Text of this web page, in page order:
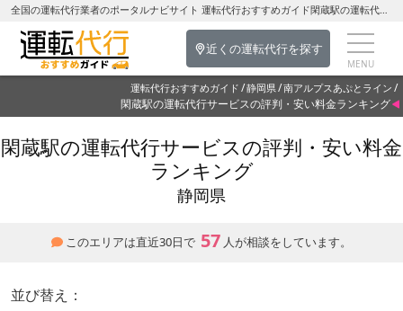
全国の運転代行業者のポータルナビサイト 運転代行おすすめガイド閑蔵駅の運転代行を探す-静岡県の運転代行
近くの運転代行を探す
運転代行おすすめガイド 静岡県 南アルプスあぷとライン
閑蔵駅の運転代行サービスの評判・安い料金ランキング
閑蔵駅の運転代行サービスの評判・安い料金
ランキング
静岡県
このエリアは直近30日で 57 人が相談をしています。
並び替え：